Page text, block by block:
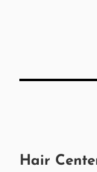
Hair